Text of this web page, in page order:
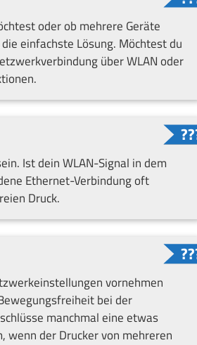
oder ob mehrere Geräte
einfachste Lösung. Möchtest du
über WLAN oder
Ist dein WLAN-Signal in dem
Ethernet-Verbindung oft
Druck.
vornehmen
bei der
manchmal eine etwas
wenn der Drucker von mehreren